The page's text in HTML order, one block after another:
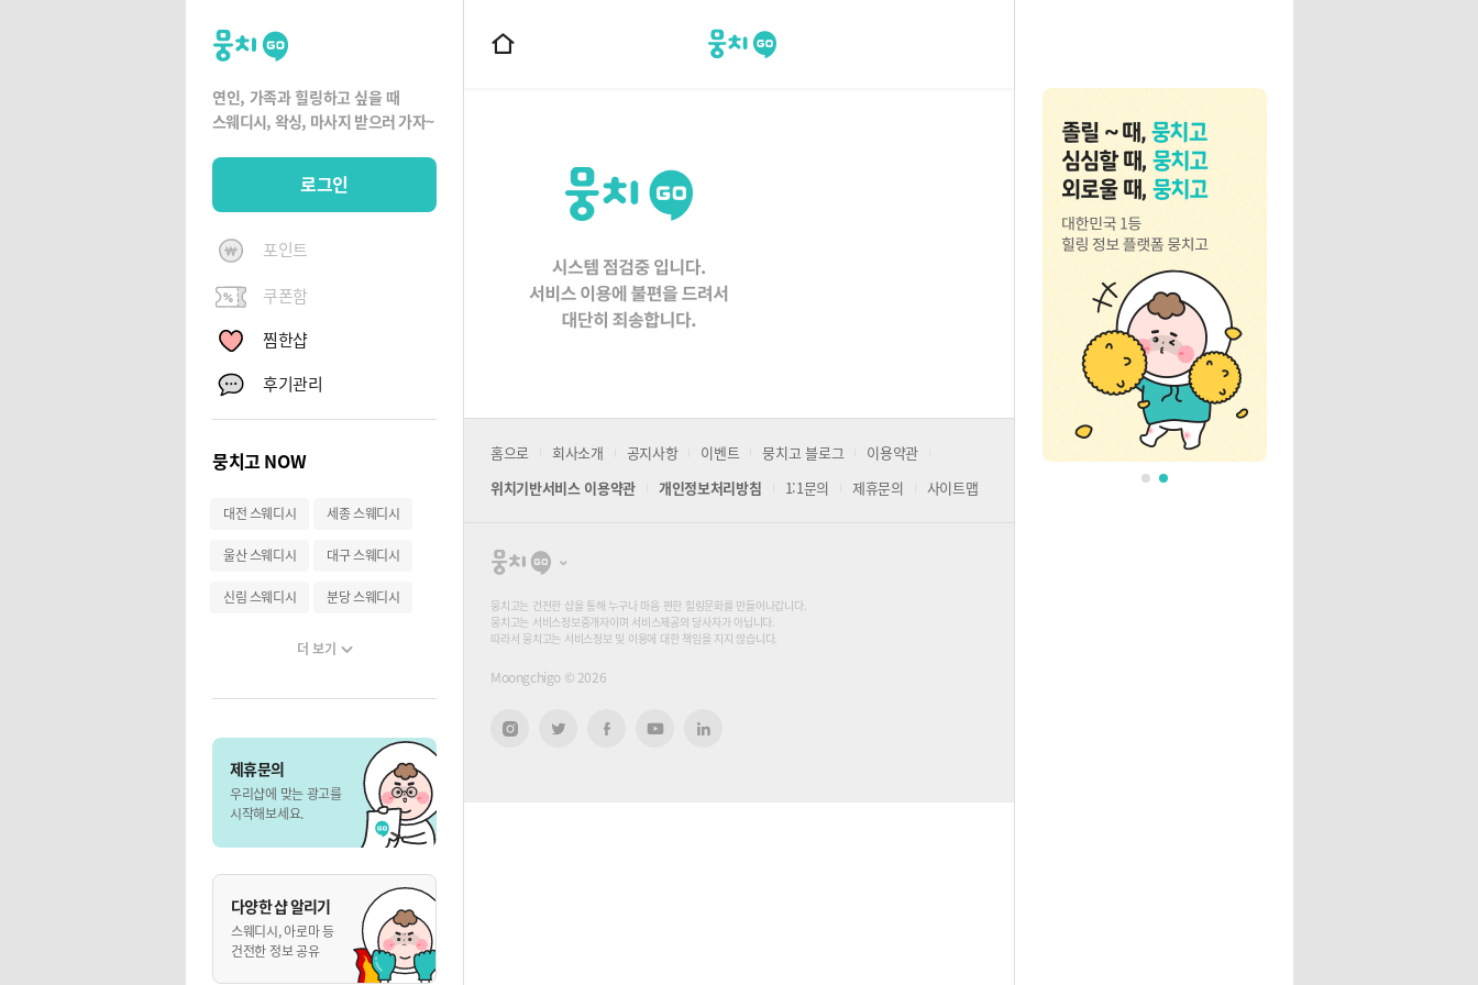
뭉
치
고
연인, 가족과 힐링하고 싶을 때
스웨디시, 왁싱, 마사지 받으러 가자~
로그인
포인트
쿠폰함
찜한샵
후기관리
뭉치고 NOW
대전 스웨디시 세종 스웨디시
울산 스웨디시 대구 스웨디시
신림 스웨디시 분당 스웨디시
더 보기
제휴문의
우리샵에 맞는 광고를
시작해보세요.
다양한 샵 알리기
스웨디시, 아로마 등
건전한 정보 공유
뭉치고
홈
홈으로 회사소개 공지사항 이벤트 뭉치고 블로그
이용약관
위치기반서비스 이용약관
개인정보처리방침 1:1문의 제휴문의 사이트맵
뭉
고
뭉치고는 건전한 샵을 통해 누구나 마음 편한 힐링문화를 만들어나갑니다.
뭉치고는 서비스정보중개자이며 서비스제공의 당사자가 아닙니다.
따라서 뭉치고는 서비스정보 및 이용에 대한 책임을 지지 않습니다.
Moongchigo © 2026